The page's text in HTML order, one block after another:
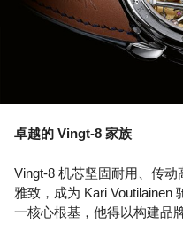
卓越的 Vingt-8 家族
Vingt-8 机芯坚固耐用、传
雅致，成为 Kari Voutilainen
一核心根基，他得以构建品